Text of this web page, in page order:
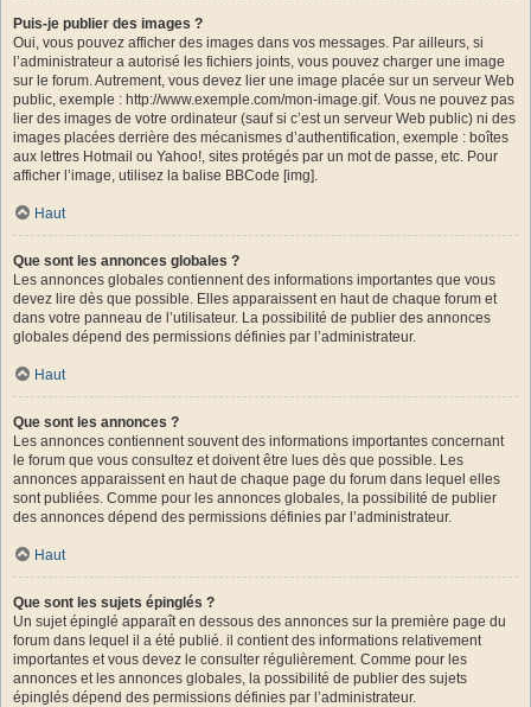
Puis-je publier des images ?
Oui, vous pouvez afficher des images dans vos messages. Par ailleurs, si
l’administrateur a autorisé les fichiers joints, vous pouvez charger une image
sur le forum. Autrement, vous devez lier une image placée sur un serveur Web
public, exemple : http://www.exemple.com/mon-image.gif. Vous ne pouvez pas
lier des images de votre ordinateur (sauf si c’est un serveur Web public) ni des
images placées derrière des mécanismes d’authentification, exemple : boîtes
aux lettres Hotmail ou Yahoo!, sites protégés par un mot de passe, etc. Pour
afficher l’image, utilisez la balise BBCode [img].
Haut
Que sont les annonces globales ?
Les annonces globales contiennent des informations importantes que vous
devez lire dès que possible. Elles apparaissent en haut de chaque forum et
dans votre panneau de l’utilisateur. La possibilité de publier des annonces
globales dépend des permissions définies par l’administrateur.
Haut
Que sont les annonces ?
Les annonces contiennent souvent des informations importantes concernant
le forum que vous consultez et doivent être lues dès que possible. Les
annonces apparaissent en haut de chaque page du forum dans lequel elles
sont publiées. Comme pour les annonces globales, la possibilité de publier
des annonces dépend des permissions définies par l’administrateur.
Haut
Que sont les sujets épinglés ?
Un sujet épinglé apparaît en dessous des annonces sur la première page du
forum dans lequel il a été publié. il contient des informations relativement
importantes et vous devez le consulter régulièrement. Comme pour les
annonces et les annonces globales, la possibilité de publier des sujets
épinglés dépend des permissions définies par l’administrateur.